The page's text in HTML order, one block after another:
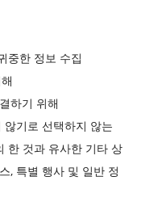
중한 정보 수집
하기 위해
기로 선택하지 않는
한 것과 유사한 기타 상
, 특별 행사 및 일반 정